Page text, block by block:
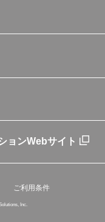
ョンWebサイト
ご利用条件
Inc.